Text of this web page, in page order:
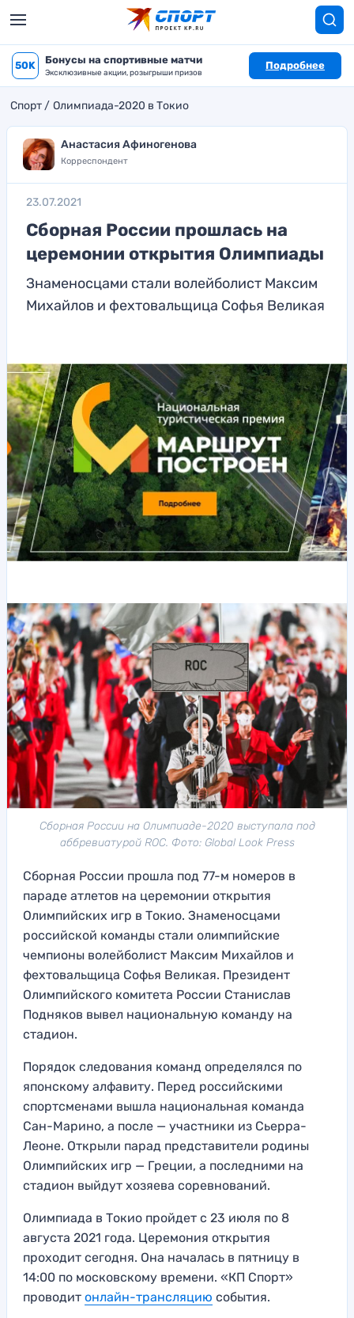
50K Бонусы на спортивные матчи
Эксклюзивные акции, розыгрыши призов
Подробнее
Спорт Олимпиада-2020 в Токио
Анастасия Афиногенова
Корреспондент
23.07.2021
Сборная России прошлась на
церемонии открытия Олимпиады
Знаменосцами стали волейболист Максим
Михайлов и фехтовальщица Софья Великая
Сборная России на Олимпиаде-2020 выступала под
аббревиатурой ROC. Фото: Global Look Press
Сборная России прошла под 77-м номеров в
параде атлетов на церемонии открытия
Олимпийских игр в Токио. Знаменосцами
российской команды стали олимпийские
чемпионы волейболист Максим Михайлов и
фехтовальщица Софья Великая. Президент
Олимпийского комитета России Станислав
Подняков вывел национальную команду на
стадион.
Порядок следования команд определялся по
японскому алфавиту. Перед российскими
спортсменами вышла национальная команда
Сан-Марино, а после — участники из Сьерра-
Леоне. Открыли парад представители родины
Олимпийских игр — Греции, а последними на
стадион выйдут хозяева соревнований.
Олимпиада в Токио пройдет с 23 июля по 8
августа 2021 года. Церемония открытия
проходит сегодня. Она началась в пятницу в
14:00 по московскому времени. «КП Спорт»
проводит онлайн-трансляцию события.